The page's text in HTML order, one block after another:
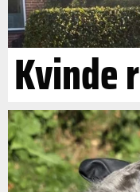
Kvinde